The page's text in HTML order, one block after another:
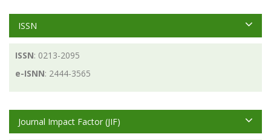
ISSN
ISSN: 0213-2095
e-ISNN: 2444-3565
Journal Impact Factor (JIF)